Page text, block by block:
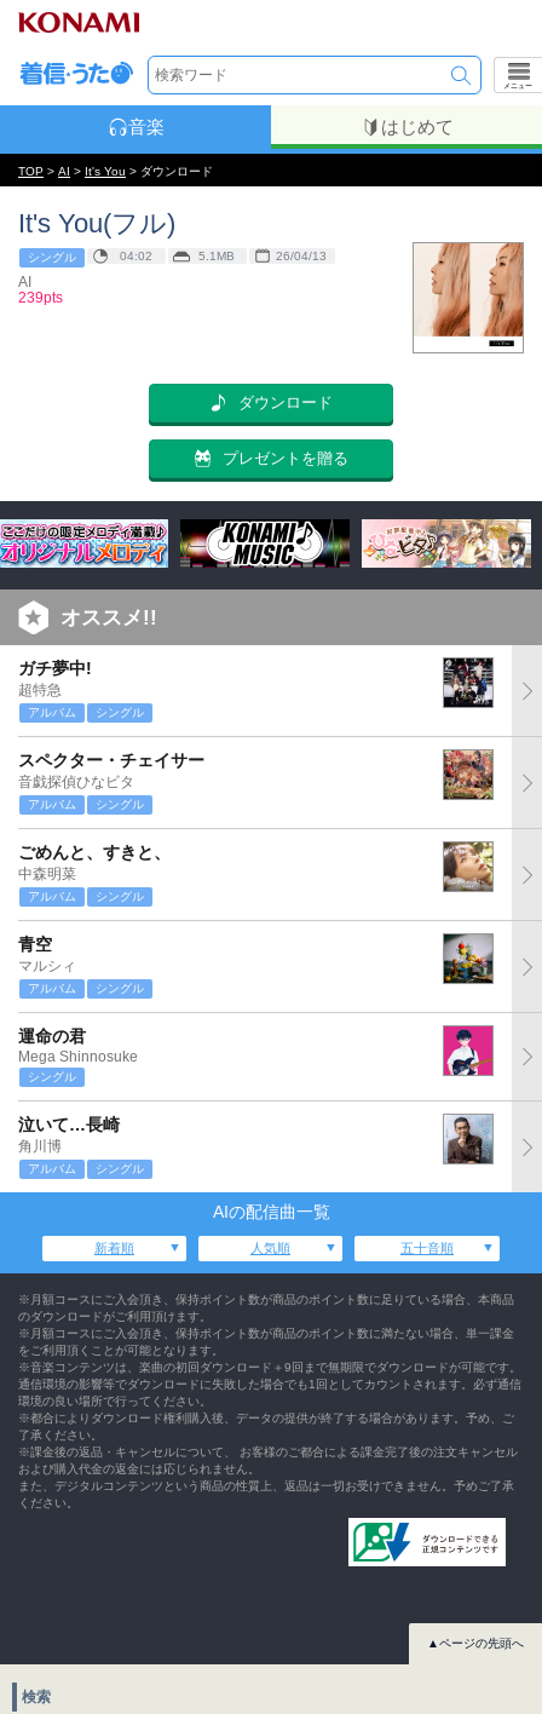
メニュー
音楽 はじめて
TOP > AI > It's You > ダウンロード
It's You(フル)
シングル 04:02 5.1MB 26/04/13
AI
239pts
ダウンロード
プレゼントを贈る
オススメ!!
ガチ夢中!
超特急
アルバム シングル
スペクター・チェイサー
音戯探偵ひなビタ
アルバム シングル
ごめんと、すきと、
中森明菜
アルバム シングル
青空
マルシィ
アルバム シングル
運命の君
Mega Shinnosuke
シングル
泣いて…長崎
角川博
アルバム シングル
AIの配信曲一覧
新着順 人気順 五十音順
※月額コースにご入会頂き、保持ポイント数が商品のポイント数に足りている場合、本商品
のダウンロードがご利用頂けます。
※月額コースにご入会頂き、保持ポイント数が商品のポイント数に満たない場合、単一課金
をご利用頂くことが可能となります。
※音楽コンテンツは、楽曲の初回ダウンロード＋9回まで無期限でダウンロードが可能です。
通信環境の影響等でダウンロードに失敗した場合でも1回としてカウントされます。必ず通信
環境の良い場所で行ってください。
※都合によりダウンロード権利購入後、データの提供が終了する場合があります。予め、ご
了承ください。
※課金後の返品・キャンセルについて、 お客様のご都合による課金完了後の注文キャンセル
および購入代金の返金には応じられません。
また、デジタルコンテンツという商品の性質上、返品は一切お受けできません。予めご了承
ください。
▲ページの先頭へ
検索